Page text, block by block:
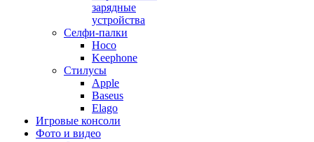
зарядные
устройства
Селфи-палки
Hoco
Keephone
Стилусы
Apple
Baseus
Elago
Игровые консоли
Фото и видео